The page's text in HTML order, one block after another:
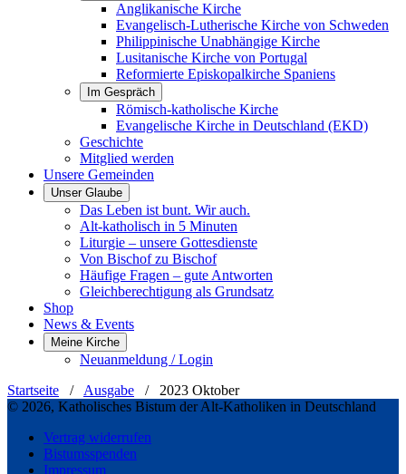
Anglikanische Kirche
Evangelisch-Lutherische Kirche von Schweden
Philippinische Unabhängige Kirche
Lusitanische Kirche von Portugal
Reformierte Episkopalkirche Spaniens
Im Gespräch
Römisch-katholische Kirche
Evangelische Kirche in Deutschland (EKD)
Geschichte
Mitglied werden
Unsere Gemeinden
Unser Glaube
Das Leben ist bunt. Wir auch.
Alt-katholisch in 5 Minuten
Liturgie – unsere Gottesdienste
Von Bischof zu Bischof
Häufige Fragen – gute Antworten
Gleichberechtigung als Grundsatz
Shop
News & Events
Meine Kirche
Neuanmeldung / Login
Startseite / Ausgabe / 2023 Oktober
© 2026, Katholisches Bistum der Alt-Katholiken in Deutschland
Vertrag widerrufen
Bistumsspenden
Impressum